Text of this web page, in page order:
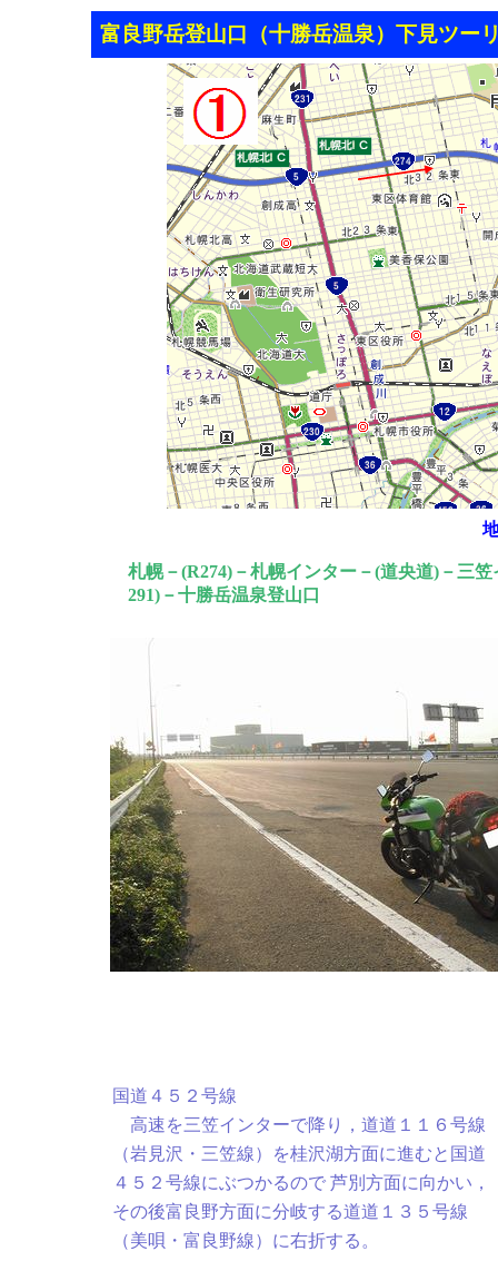
富良野岳登山口（十勝岳温泉）下見ツ
札幌－(R274)－札幌インター－(道央道)－三
291)－十勝岳温泉登山口
国道４５２号線
高速を三笠インターで降り，道道１１６号線
（岩見沢・三笠線）を桂沢湖方面に進むと国道
４５２号線にぶつかるので 芦別方面に向かい，
その後富良野方面に分岐する道道１３５号線
（美唄・富良野線）に右折する。